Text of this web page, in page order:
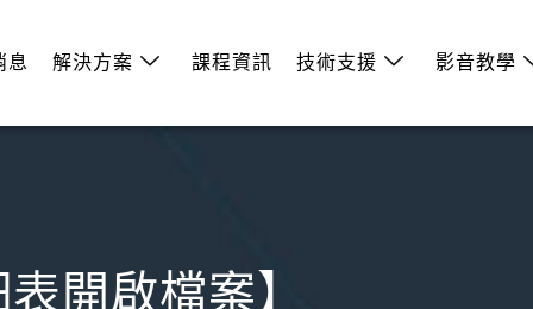
息 解決方案 課程資訊 技術支援 影音教學
開啟檔案】